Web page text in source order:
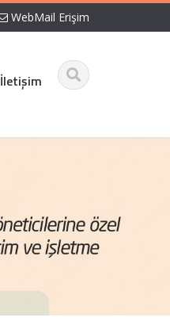
WebMail Erişim
İletişim